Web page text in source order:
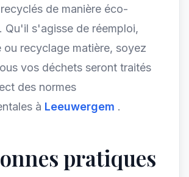
de manière éco-
Qu'il s'agisse de réemploi,
ou recyclage matière, soyez
vos déchets seront traités
des normes
à Leeuwergem .
pratiques